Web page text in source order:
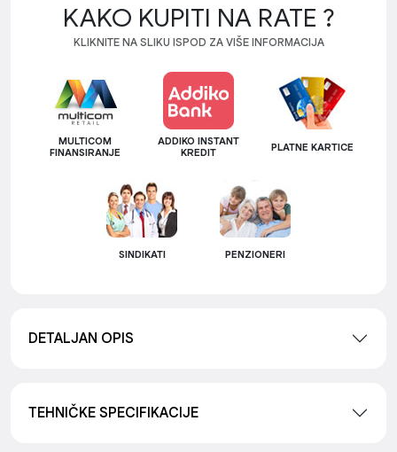
KAKO KUPITI NA RATE ?
KLIKNITE NA SLIKU ISPOD ZA VIŠE INFORMACIJA
MULTICOM
FINANSIRANJE
ADDIKO INSTANT
KREDIT
PLATNE KARTICE
SINDIKATI PENZIONERI
DETALJAN OPIS
TEHNIČKE SPECIFIKACIJE